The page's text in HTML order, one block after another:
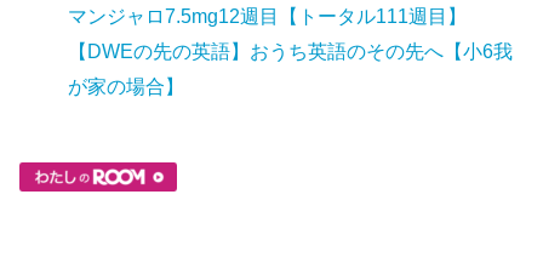
マンジャロ7.5mg12週目【トータル111週目】
【DWEの先の英語】おうち英語のその先へ【小6我
が家の場合】